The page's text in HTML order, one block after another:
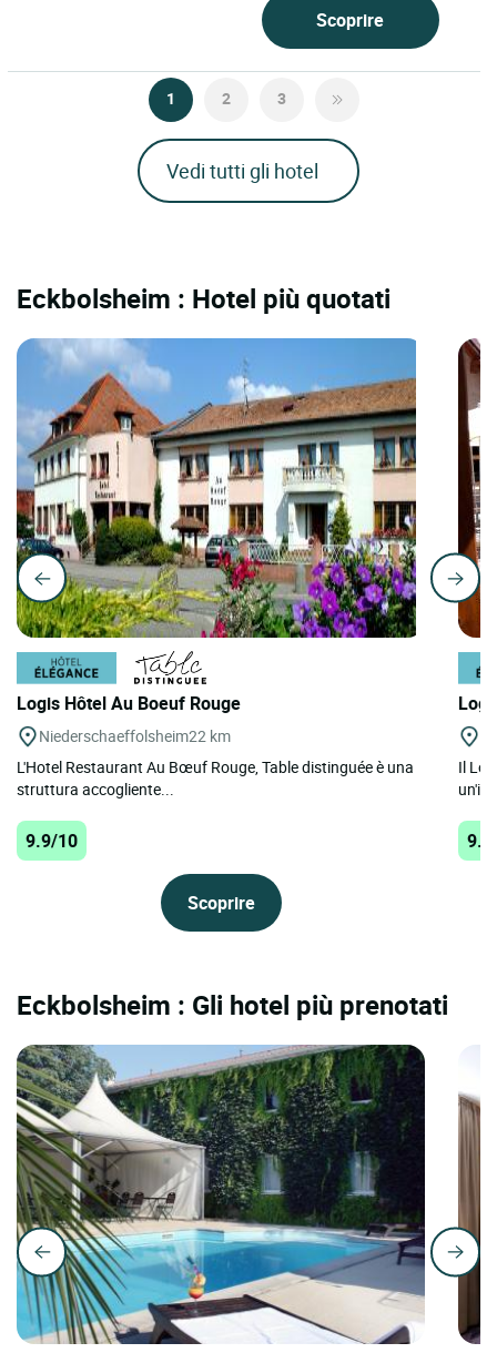
Scoprire
1 2 3
Vedi tutti gli hotel
Eckbolsheim : Hotel più quotati
Logis Hôtel Au Boeuf Rouge
Niederschaeffolsheim22 km
L'Hotel Restaurant Au Bœuf Rouge, Table distinguée è una
struttura accogliente...
9.9/10
Scoprire
Il
Eckbolsheim : Gli hotel più prenotati